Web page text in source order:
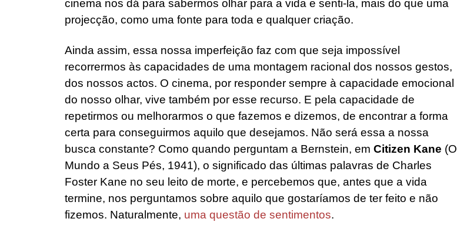
cinema nos dá para sabermos olhar para a vida e senti-la, mais do que uma
projecção, como uma fonte para toda e qualquer criação.
Ainda assim, essa nossa imperfeição faz com que seja impossível
recorrermos às capacidades de uma montagem racional dos nossos gestos,
dos nossos actos. O cinema, por responder sempre à capacidade emocional
do nosso olhar, vive também por esse recurso. E pela capacidade de
repetirmos ou melhorarmos o que fazemos e dizemos, de encontrar a forma
certa para conseguirmos aquilo que desejamos. Não será essa a nossa
busca constante? Como quando perguntam a Bernstein, em Citizen Kane (O
Mundo a Seus Pés, 1941), o significado das últimas palavras de Charles
Foster Kane no seu leito de morte, e percebemos que, antes que a vida
termine, nos perguntamos sobre aquilo que gostaríamos de ter feito e não
fizemos. Naturalmente, uma questão de sentimentos.